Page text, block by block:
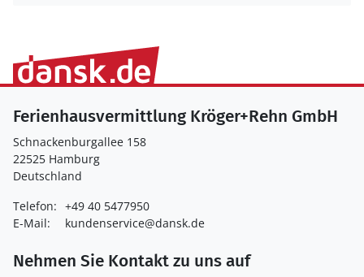
Ferienhausvermittlung Kröger+Rehn GmbH
Schnackenburgallee 158
22525 Hamburg
Deutschland
Telefon: +49 40 5477950
E-Mail:
kundenservice@dansk.de
Nehmen Sie Kontakt zu uns auf